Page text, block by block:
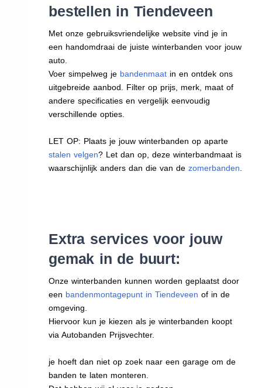
bestellen in Tiendeveen
Met onze gebruiksvriendelijke website vind je in
een handomdraai de juiste winterbanden voor jouw
auto.
Voer simpelweg je bandenmaat in en ontdek ons
uitgebreide aanbod. Filter op prijs, merk, maat of
andere specificaties en vergelijk eenvoudig
verschillende opties.
LET OP: Plaats je jouw winterbanden op aparte
stalen velgen? Let dan op, deze winterbandmaat is
waarschijnlijk anders dan die van dezomerbanden
Extra services voor jouw
gemak in de buurt:
Onze winterbanden kunnen worden geplaatst door
een bandenmontagepunt in Tiendeveen of in de
omgeving.
Hiervoor kun je kiezen als je winterbanden koopt
via Autobanden Prijsvechter.
je hoeft dan niet op zoek naar een garage om de
banden te laten monteren.